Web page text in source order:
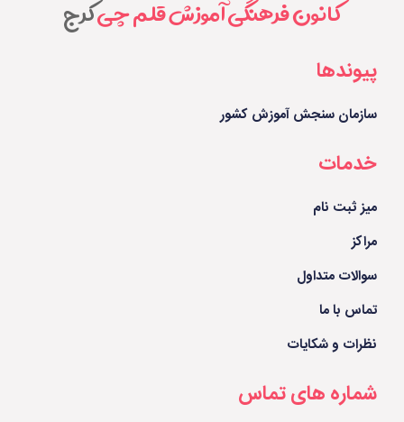
کانون فرهنگی آموزش قلم چیکرج
پیوندها
سازمان سنجش آموزش کشور
خدمات
میز ثبت نام
سوالات متداول
تماس با ما
نظرات و شکایات
شماره های تماس